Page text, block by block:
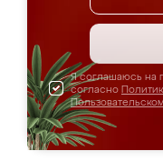
Я соглашаюсь на
согласно